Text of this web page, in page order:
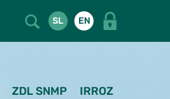
SL EN
ZDL SNMP IRROZ